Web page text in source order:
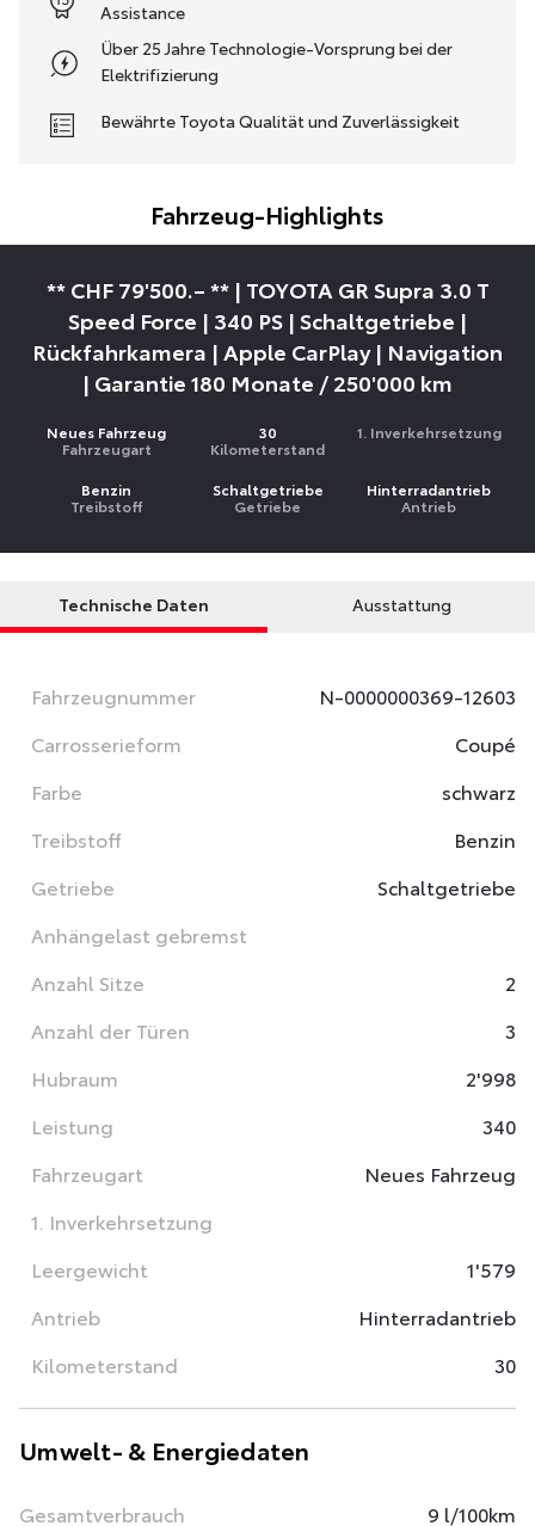
Assistance
Über 25 Jahre Technologie-Vorsprung bei der
Elektrifizierung
Bewährte Toyota Qualität und Zuverlässigkeit
Fahrzeug-Highlights
** CHF 79'500.– ** | TOYOTA GR Supra 3.0 T
Speed Force | 340 PS | Schaltgetriebe |
Rückfahrkamera | Apple CarPlay | Navigation
| Garantie 180 Monate / 250'000 km
Neues Fahrzeug
Fahrzeugart
30
Kilometerstand
1. Inverkehrsetzung
Benzin
Treibstoff
Schaltgetriebe
Getriebe
Hinterradantrieb
Antrieb
Technische Daten Ausstattung
Fahrzeugnummer
N-0000000369-12603
Carrosserieform
Coupé
Farbe
schwarz
Treibstoff
Benzin
Getriebe
Schaltgetriebe
Anhängelast gebremst
Anzahl Sitze
2
Anzahl der Türen
3
Hubraum
2'998
Leistung
340
Fahrzeugart
Neues Fahrzeug
1. Inverkehrsetzung
Leergewicht
1'579
Antrieb
Hinterradantrieb
Kilometerstand
30
Umwelt- & Energiedaten
Gesamtverbrauch 9 l/100km